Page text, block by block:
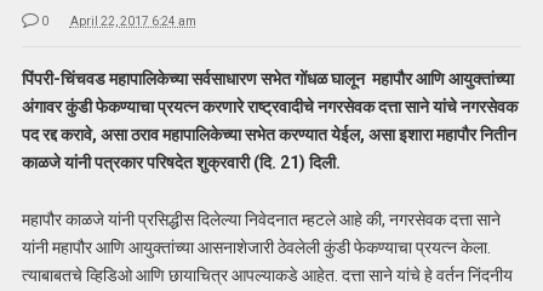
0 April 22, 2017 6:24 am
पिंपरी-चिंचवड महापालिकेच्या सर्वसाधारण सभेत गोंधळ घालून महापौर आणि आयुक्तांच्या
अंगावर कुंडी फेकण्याचा प्रयत्न करणारे राष्ट्रवादीचे नगरसेवक दत्ता साने यांचे नगरसेवक
पद रद्द करावे, असा ठराव महापालिकेच्या सभेत करण्यात येईल, असा इशारा महापौर नितीन
काळजे यांनी पत्रकार परिषदेत शुक्रवारी (दि. 21) दिली.
महापौर काळजे यांनी प्रसिद्धीस दिलेल्या निवेदनात म्हटले आहे की, नगरसेवक दत्ता साने
यांनी महापौर आणि आयुक्तांच्या आसनाशेजारी ठेवलेली कुंडी फेकण्याचा प्रयत्न केला.
त्याबाबतचे व्हिडिओ आणि छायाचित्र आपल्याकडे आहेत. दत्ता साने यांचे हे वर्तन निंदनीय